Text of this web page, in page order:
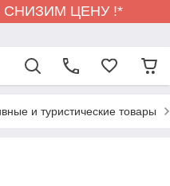
ЦЕНУ !*
и туристические товары